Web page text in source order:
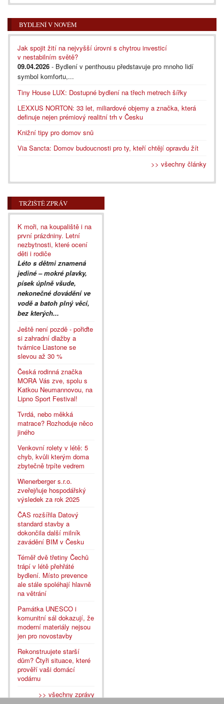
BYDLENÍ V NOVÉM
Jak spojit žití na nejvyšší úrovni s chytrou investicí
v nestabilním světě?
09.04.2026 - Bydlení v penthousu představuje pro mnoho lidí
symbol komfortu,...
Tiny House LUX: Dostupné bydlení na třech metrech šířky
LEXXUS NORTON: 33 let, miliardové objemy a značka, která
definuje nejen prémiový realitní trh v Česku
Knižní tipy pro domov snů
Via Sancta: Domov budoucnosti pro ty, kteří chtějí opravdu žít
>> všechny články
TRŽIŠTĚ ZPRÁV
K moři, na koupaliště i na
první prázdniny. Letní
nezbytnosti, které ocení
děti i rodiče
Léto s dětmi znamená
jediné – mokré plavky,
písek úplně všude,
nekonečné dovádění ve
vodě a batoh plný věcí,
bez kterých...
Ještě není pozdě - pořiďte
si zahradní dlažby a
tvárnice Liastone se
slevou až 30 %
Česká rodinná značka
MORA Vás zve, spolu s
Katkou Neumannovou, na
Lipno Sport Festival!
Tvrdá, nebo měkká
matrace? Rozhoduje něco
jiného
Venkovní rolety v létě: 5
chyb, kvůli kterým doma
zbytečně trpíte vedrem
Wienerberger s.r.o.
zveřejňuje hospodářský
výsledek za rok 2025
ČAS rozšířila Datový
standard stavby a
dokončila další milník
zavádění BIM v Česku
Téměř dvě třetiny Čechů
trápí v létě přehřáté
bydlení. Místo prevence
ale stále spoléhají hlavně
na větrání
Památka UNESCO i
komunitní sál dokazují, že
moderní materiály nejsou
jen pro novostavby
Rekonstruujete starší
dům? Čtyři situace, které
prověří vaši domácí
vodárnu
>> všechny zprávy